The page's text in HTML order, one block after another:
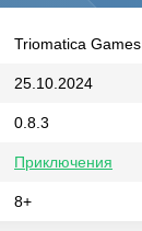
Triomatica Games
25.10.2024
0.8.3
Приключения
8+